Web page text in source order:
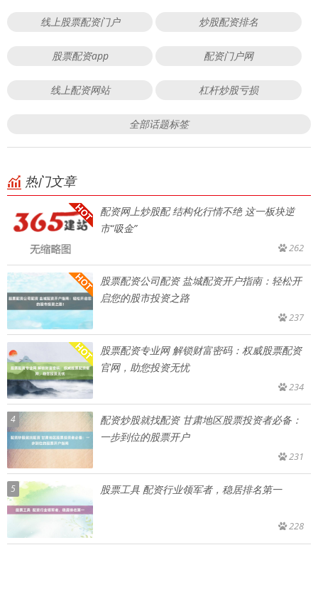
线上股票配资门户 炒股配资排名
股票配资app 配资门户网
线上配资网站 杠杆炒股亏损
全部话题标签
热门文章
配资网上炒股配 结构化行情不绝 这一板块逆
市“吸金”
262
股票配资公司配资 盐城配资开户指南：轻松开
启您的股市投资之路
237
股票配资专业网 解锁财富密码：权威股票配资
官网，助您投资无忧
234
4
配资炒股就找配资 甘肃地区股票投资者必备：
一步到位的股票开户
231
5 股票工具 配资行业领军者，稳居排名第一
228